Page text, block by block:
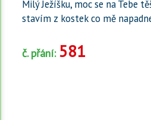
Milý Ježíšku, moc se na Tebe
stavím z kostek co mě
č. přání: 581